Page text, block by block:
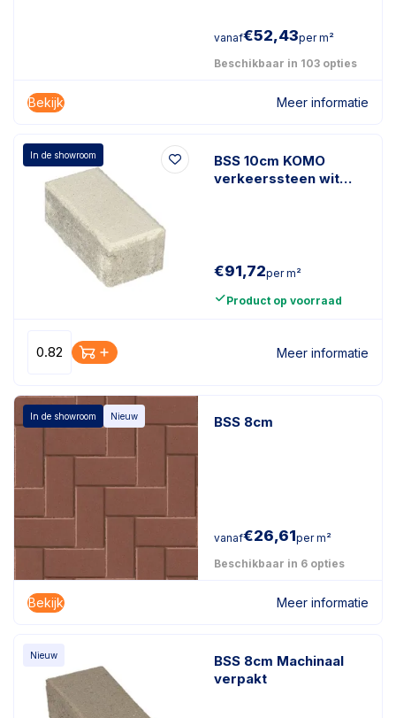
vanaf€52,43per m²
Beschikbaar in 103 opties
Bekijk Meer informatie
In de showroom
BSS 10cm KOMO
verkeerssteen wit
€91,72per m²
Product op voorraad
Meer informatie
In de showroom Nieuw BSS 8cm
vanaf€26,61per m²
Beschikbaar in 6 opties
Bekijk Meer informatie
Nieuw
BSS 8cm Machinaal
verpakt